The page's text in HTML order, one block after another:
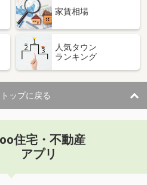
家賃相場
人気タウン
ランキング
ップに戻る
住宅・不動産
アプリ